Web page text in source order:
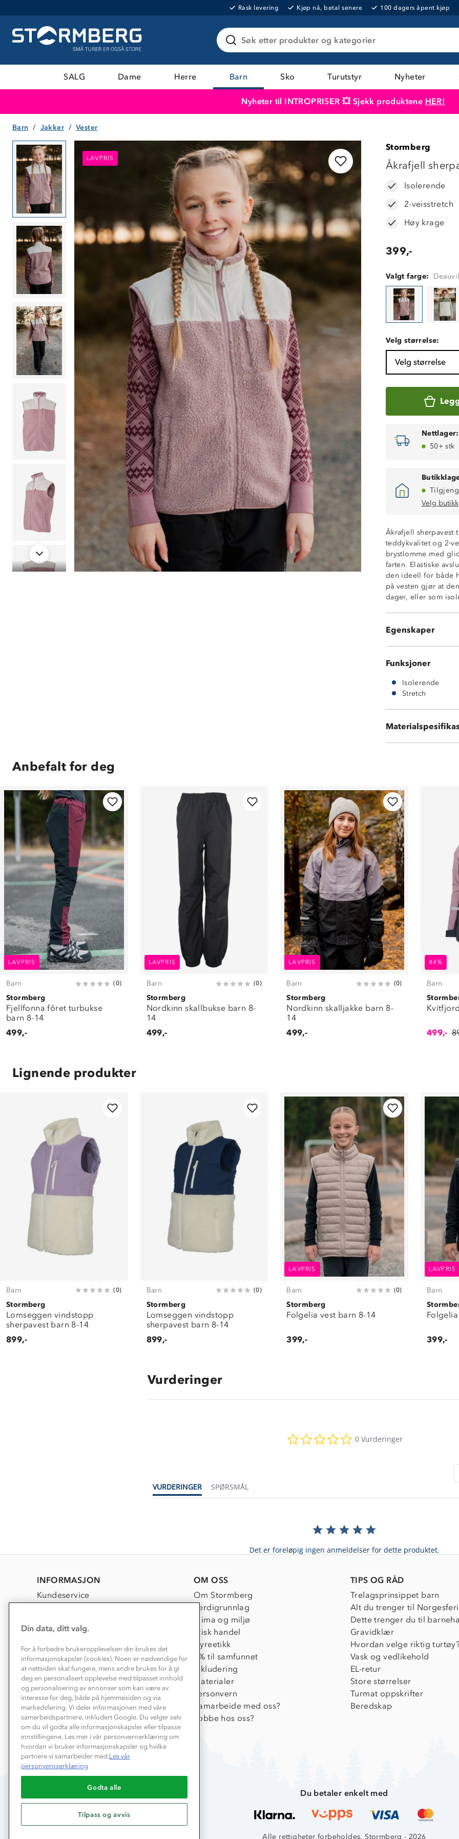
Rask levering Kjøp nå, betal senere 100 dagers åpent kjøp
Søk etter produkter og kategorier
SALG Dame Herre Barn Sko Turutstyr Nyheter
Nyheter til INTROPRISER 💥 Sjekk produktene HER!
Barn Jakker Vester
LAVPRIS LAVPRIS
LAVPRIS
Stormberg
Åkrafjell
Isolerende
2-veisstretch
Høy krage
399,-
Valgt farge:
Velg størrelse:
Velg størrelse
Nettlager:
50+ stk
Velg butikk
Åkrafjell sherpavest
teddykvalitet og 2-
brystlomme med
farten. Elastiske
den ideell for både
på vesten gjør at
dager, eller som
Egenskaper
Isolerende
2-veisstretch
Høy krage
2 sidelommer
1 brystlomme
Kontrastfelt på
Knagghempe i
Funksjoner
Isolerende
Stretch
100 % polyester
Anbefalt for deg
LAVPRIS
Barn (0)
Stormberg
Fjellfonna fôret turbukse
barn 8-14
499,-
LAVPRIS
Barn (0)
Stormberg
Nordkinn skallbukse barn 8-
14
499,-
LAVPRIS
Barn (0)
Stormberg
Nordkinn skalljakke barn 8-
14
499,-
44%
Barn
499,-
Lignende produkter
Barn (0)
Stormberg
Lomseggen vindstopp
sherpavest barn 8-14
899,-
Barn (0)
Stormberg
Lomseggen vindstopp
sherpavest barn 8-14
899,-
LAVPRIS
Barn (0)
Stormberg
Folgelia vest barn 8-14
399,-
LAVPRIS
Barn
399,-
Vurderinger
star
0 Vurderinger
VURDERINGER SPØRSMÅL
Det er foreløpig ingen anmeldelser for dette produktet.
INFORMASJON
Kundeservice
Kundeklubb
Våre butikker
Bedrift, barnehage og SFO
Presse
OM OSS
Om Stormberg
Verdigrunnlag
Klima og miljø
Etisk handel
Dyreetikk
1% til samfunnet
Inkludering
Materialer
Personvern
Samarbeide med oss?
Jobbe hos oss?
TIPS OG RÅD
Trelagsprinsippet barn
Alt du trenger til
Dette trenger du til
Gravidklær
Hvordan velge riktig
Vask og vedlikehold
EL-retur
Store størrelser
Turmat oppskrifter
Beredskap
Du betaler enkelt med
Alle rettigheter forbeholdes, Stormberg - 2026
Din data, ditt valg.
For å forbedre brukeropplevelsen din brukes det
informasjonskapsler (cookies). Noen er nødvendige for
at nettsiden skal fungere, mens andre brukes for å gi
deg en personalisert opplevelse med tilpasset innhold
og personalisering av annonser som kan være av
interesse for deg, både på hjemmesiden og via
markedsføring. Vi deler informasjonen med våre
samarbeidspartnere, inkludert Google. Du velger selv
om du vil godta alle informasjonskapsler eller tilpasse
innstillingene. Les mer i vår personvernerklæring om
hvordan vi bruker informasjonskapsler og hvilke
partnere vi samarbeider med.Les vår
personvernserklæring
Godta alle
Tilpass og avvis